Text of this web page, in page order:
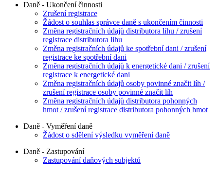
Daně - Ukončení činnosti
Zrušení registrace
Žádost o souhlas správce daně s ukončením činnosti
Změna registračních údajů distributora lihu / zrušení
registrace distributora lihu
Změna registračních údajů ke spotřební dani / zrušení
registrace ke spotřební dani
Změna registračních údajů k energetické dani / zrušení
registrace k energetické dani
Změna registračních údajů osoby povinné značit líh /
zrušení registrace osoby povinné značit líh
Změna registračních údajů distributora pohonných
hmot / zrušení registrace distributora pohonných hmot
Daně - Vyměření daně
Žádost o sdělení výsledku vyměření daně
Daně - Zastupování
Zastupování daňových subjektů